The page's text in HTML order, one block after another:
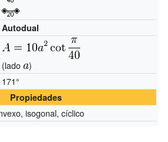
Autodual
(lado )
171°
Propiedades
isogonal, cíclico